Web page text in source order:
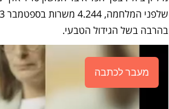
בהרבה בשל הגידול הטבעי.
מעבר לכתבה